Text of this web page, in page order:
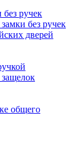
ручек
без ручек
дверей
общего